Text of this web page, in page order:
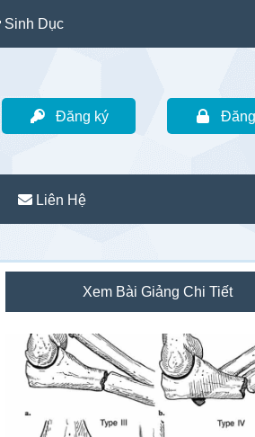
Sinh Dục
Đăng ký
Liên Hệ
Sidebar
chính
Xem Bài Giảng Chi Tiết